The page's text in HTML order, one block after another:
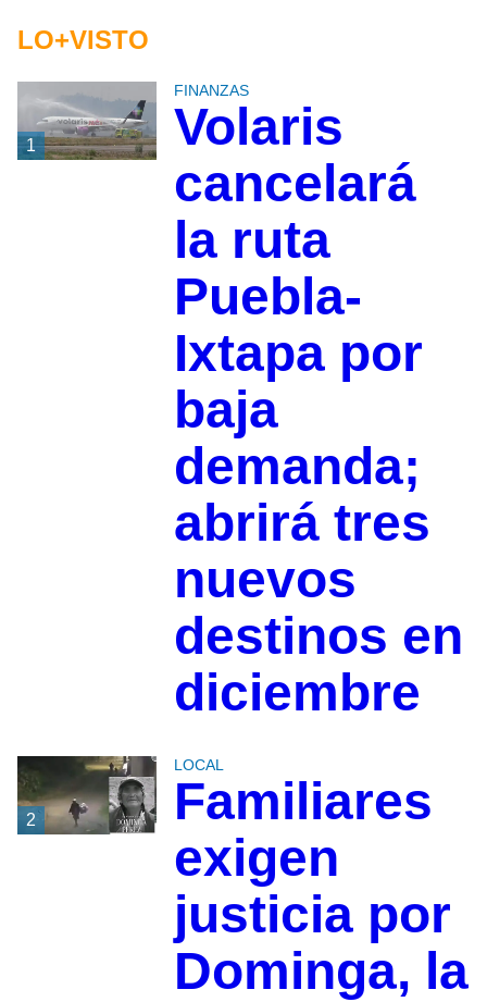
LO+VISTO
1
FINANZAS
Volaris
cancelará
la ruta
Puebla-
Ixtapa por
baja
demanda;
abrirá tres
nuevos
destinos en
diciembre
2
LOCAL
Familiares
exigen
justicia por
Dominga, la